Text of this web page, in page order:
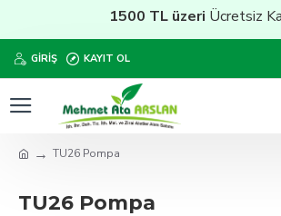
1500 TL üzeriÜcretsiz
GIRIŞ KAYIT OL
TU26 Pompa
TU26 Pompa